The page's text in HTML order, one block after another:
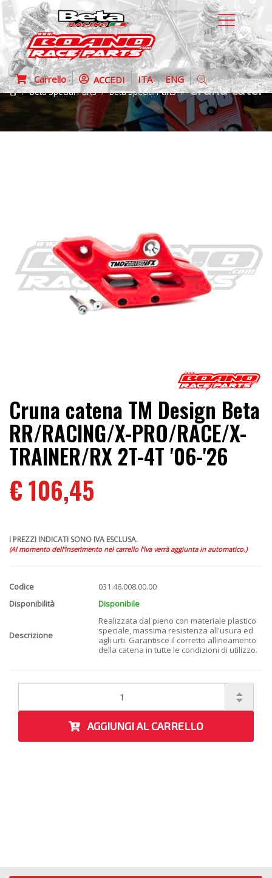
Carrello ACCEDI ITA ENG
Beta Special Parts Beta Special Parts Cruna
Cruna catena TM Design Beta
RR/RACING/X-PRO/RACE/X-
TRAINER/RX 2T-4T '06-'26
€ 106,45
I PREZZI INDICATI SONO IVA ESCLUSA.
(Al momento dell'inserimento nel carrello l'iva verrà aggiunta in automatico.)
Codice
031.46.008.00.00
Disponibilità
Disponibile
Descrizione
Realizzata dal pieno con materiale plastico
speciale, massima resistenza all'usura ed
agli urti. Garantisce il corretto allineamento
della catena in tutte le condizioni di utilizzo.
AGGIUNGI AL CARRELLO